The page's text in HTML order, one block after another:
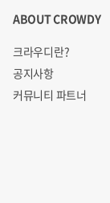
ABOUT CROWDY
크라우디란?
공지사항
커뮤니티 파트너